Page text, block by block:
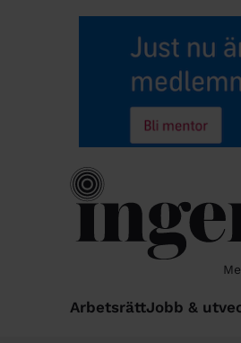
ArbetsrättJobb &